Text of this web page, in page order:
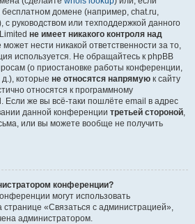
домене (например, chat.ru,
с руководством или техподдержкой данного
не имеет никакого контроля над
может нести никакой ответственности за то,
используется. Не обращайтесь к phpBB
(о приостановке работы конференции,
д.), которые не относятся напрямую к сайту
относятся к программному
Если же вы всё-таки пошлёте email в адрес
данной конференции третьей стороной,
или вы можете вообще не получить
конференции?
могут использовать
«Связаться с администрацией»,
администратором.